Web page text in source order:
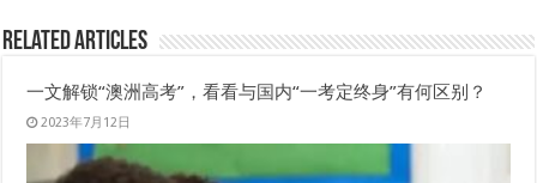
Related Articles
一文解锁“澳洲高考”，看看与国内“一考定终身”有何区别？
2023年7月12日